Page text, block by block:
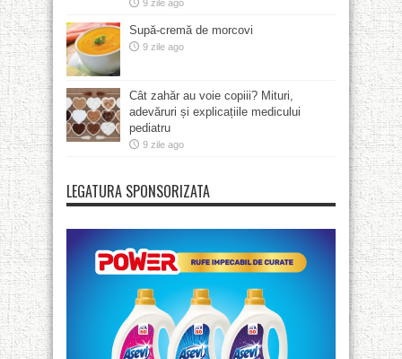
9 zile ago
Supă-cremă de morcovi
9 zile ago
Cât zahăr au voie copiii? Mituri,
adevăruri și explicațiile medicului
pediatru
9 zile ago
LEGATURA SPONSORIZATA